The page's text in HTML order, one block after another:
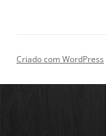
Criado com WordPress